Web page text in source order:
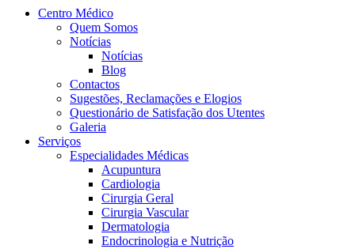
Centro Médico
Quem Somos
Notícias
Notícias
Blog
Contactos
Sugestões, Reclamações e Elogios
Questionário de Satisfação dos Utentes
Galeria
Serviços
Especialidades Médicas
Acupuntura
Cardiologia
Cirurgia Geral
Cirurgia Vascular
Dermatologia
Endocrinologia e Nutrição